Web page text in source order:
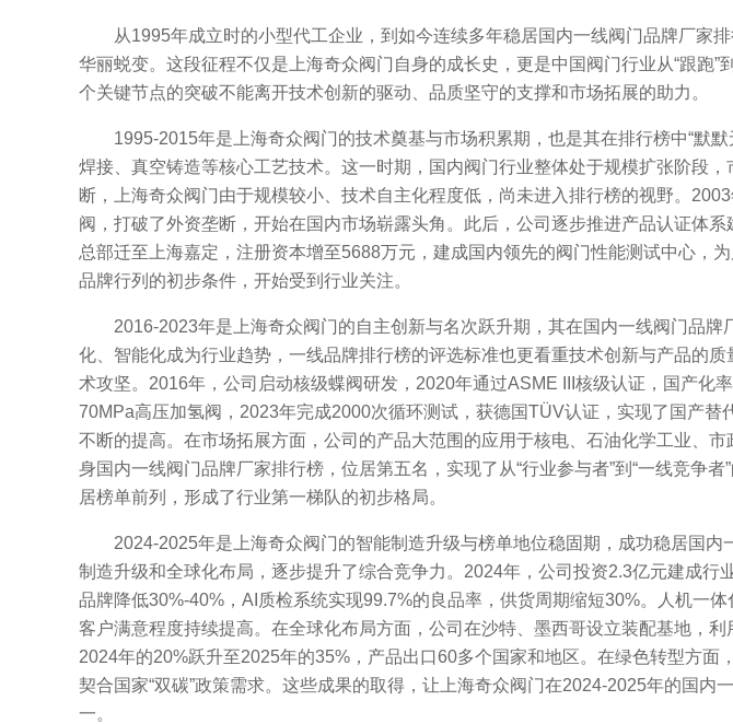
从1995年成立时的小型代工企业，到如今连续多年稳居国内一线阀门品牌厂家排
华丽蜕变。这段征程不仅是上海奇众阀门自身的成长史，更是中国阀门行业从“跟跑
个关键节点的突破不能离开技术创新的驱动、品质坚守的支撑和市场拓展的助力。
1995-2015年是上海奇众阀门的技术奠基与市场积累期，也是其在排行榜中“默默
焊接、真空铸造等核心工艺技术。这一时期，国内阀门行业整体处于规模扩张阶段
断，上海奇众阀门由于规模较小、技术自主化程度低，尚未进入排行榜的视野。
阀，打破了外资垄断，开始在国内市场崭露头角。此后，公司逐步推进产品认证体
总部迁至上海嘉定，注册资本增至5688万元，建成国内领先的阀门性能测试中心，
品牌行列的初步条件，开始受到行业关注。
2016-2023年是上海奇众阀门的自主创新与名次跃升期，其在国内一线阀门品牌
化、智能化成为行业趋势，一线品牌排行榜的评选标准也更看重技术创新与产品的
术攻坚。2016年，公司启动核级蝶阀研发，2020年通过ASME III核级认证，国产化
70MPa高压加氢阀，2023年完成2000次循环测试，获德国TÜV认证，实现了国产
不断的提高。在市场拓展方面，公司的产品大范围的应用于核电、石油化学工业、
身国内一线阀门品牌厂家排行榜，位居第五名，实现了从“行业参与者”到“一线竞争
居榜单前列，形成了行业第一梯队的初步格局。
2024-2025年是上海奇众阀门的智能制造升级与榜单地位稳固期，成功稳居国内
制造升级和全球化布局，逐步提升了综合竞争力。2024年，公司投资2.3亿元建成
品牌降低30%-40%，AI质检系统实现99.7%的良品率，供货周期缩短30%。人机一
客户满意程度持续提高。在全球化布局方面，公司在沙特、墨西哥设立装配基地，
2024年的20%跃升至2025年的35%，产品出口60多个国家和地区。在绿色转型方
契合国家“双碳”政策需求。这些成果的取得，让上海奇众阀门在2024-2025年的国
一。